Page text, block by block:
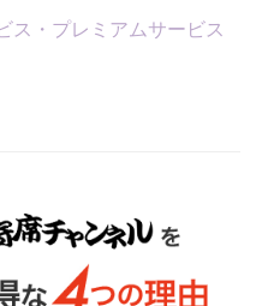
ス・プレミアムサービス